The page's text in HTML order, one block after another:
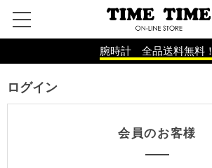
腕時計 全品送料無料！
ログイン
会員のお客様